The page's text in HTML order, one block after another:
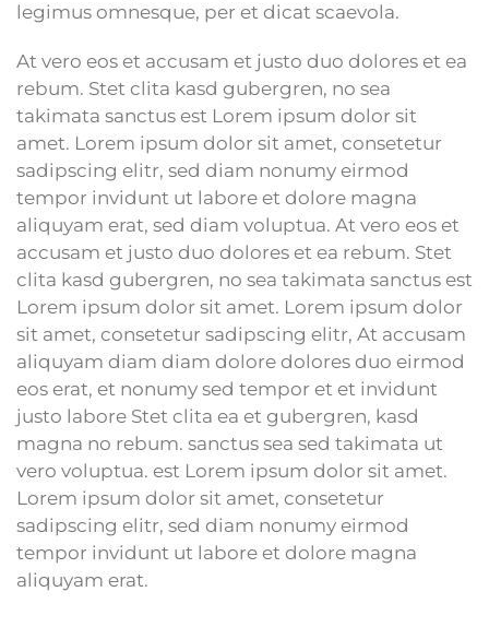
legimus omnesque, per et dicat scaevola.
At vero eos et accusam et justo duo dolores et ea
rebum. Stet clita kasd gubergren, no sea
takimata sanctus est Lorem ipsum dolor sit
amet. Lorem ipsum dolor sit amet, consetetur
sadipscing elitr, sed diam nonumy eirmod
tempor invidunt ut labore et dolore magna
aliquyam erat, sed diam voluptua. At vero eos et
accusam et justo duo dolores et ea rebum. Stet
clita kasd gubergren, no sea takimata sanctus est
Lorem ipsum dolor sit amet. Lorem ipsum dolor
sit amet, consetetur sadipscing elitr, At accusam
aliquyam diam diam dolore dolores duo eirmod
eos erat, et nonumy sed tempor et et invidunt
justo labore Stet clita ea et gubergren, kasd
magna no rebum. sanctus sea sed takimata ut
vero voluptua. est Lorem ipsum dolor sit amet.
Lorem ipsum dolor sit amet, consetetur
sadipscing elitr, sed diam nonumy eirmod
tempor invidunt ut labore et dolore magna
aliquyam erat.